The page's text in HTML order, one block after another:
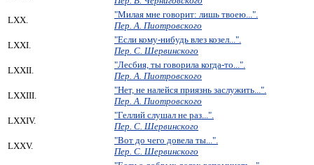
LXX.
"Милая мне говорит: лишь твоею...".
Пер. А. Пиотровского
LXXI.
"Если кому-нибудь влез козел...".
Пер. С. Шервинского
LXXII.
"Лесбия, ты говорила когда-то...".
Пер. А. Пиотровского
LXXIII.
"Нет, не налейся приязнь заслужить...".
Пер. А. Пиотровского
LXXIV.
"Геллий слушал не раз...".
Пер. С. Шервинского
LXXV.
"Вот до чего довела ты...".
Пер. С. Шервинского